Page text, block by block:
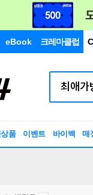
eBook 크레마클럽
품 이벤트 바이백 매